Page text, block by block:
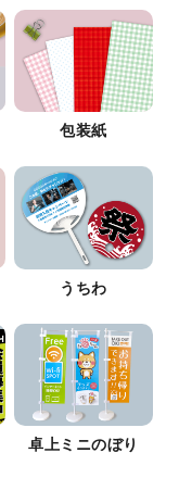
包装紙
うちわ
卓上ミニのぼり